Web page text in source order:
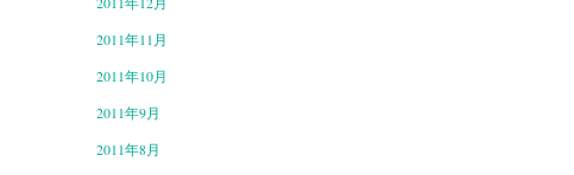
2011年11月
2011年10月
2011年9月
2011年8月